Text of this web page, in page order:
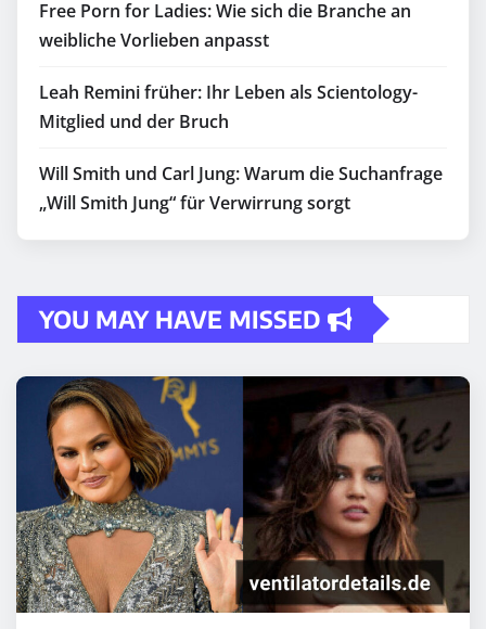
Free Porn for Ladies: Wie sich die Branche an
weibliche Vorlieben anpasst
Leah Remini früher: Ihr Leben als Scientology-
Mitglied und der Bruch
Will Smith und Carl Jung: Warum die Suchanfrage
„Will Smith Jung“ für Verwirrung sorgt
YOU MAY HAVE MISSED